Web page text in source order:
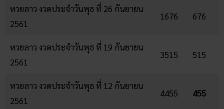
หวยลาว งวดประจำวันพุธ ที่ 26 กันยายน
2561
1676 676
หวยลาว งวดประจำวันพุธ ที่ 19 กันยายน
2561
3515 515
หวยลาว งวดประจำวันพุธ ที่ 12 กันยายน
2561
4455 455